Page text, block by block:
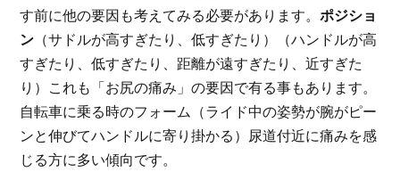
す前に他の要因も考えてみる必要があります。ポジショ
ン （サドルが高すぎたり、低すぎたり）（ハンドルが高
すぎたり、低すぎたり、距離が遠すぎたり、近すぎた
り）これも「お尻の痛み」の要因で有る事もあります。
自転車に乗る時のフォーム（ライド中の姿勢が腕がピー
ンと伸びてハンドルに寄り掛かる）尿道付近に痛みを感
じる方に多い傾向です。